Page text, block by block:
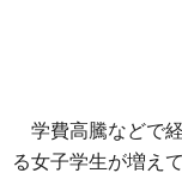
学費高騰などで
る女子学生が増え